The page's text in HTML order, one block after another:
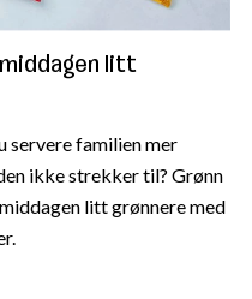
litt
servere familien mer
ikke strekker til? Grønn
litt grønnere med